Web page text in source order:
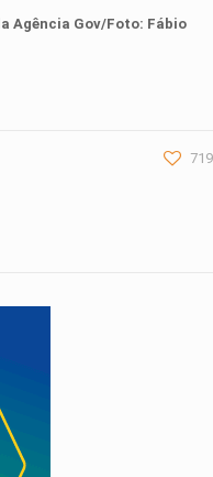
Agência Gov/Foto: Fábio
719